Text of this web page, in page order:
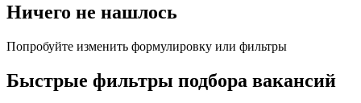
Ничего не нашлось
Попробуйте изменить формулировку или фильтры
Быстрые фильтры подбора вакансий